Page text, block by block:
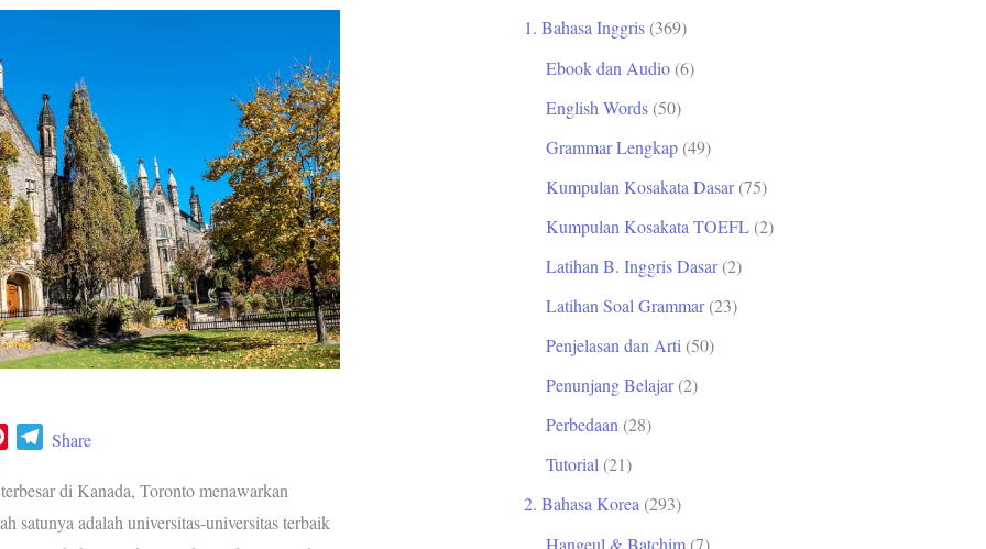
n
t
T
l
e
Share
di Kanada, Toronto menawarkan
satunya adalah universitas-universitas terbaik
u1. Bahasa Inggris (369)
Ebook dan Audio (6)
English Words (50)
Grammar Lengkap (49)
Kumpulan Kosakata Dasar(75)
Kumpulan Kosakata TOEFL (2)
Latihan B. Inggris Dasar(2)
Latihan Soal Grammar(23)
Penjelasan dan Arti (50)
Penunjang Belajar(2)
Perbedaan (28)
Tutorial (21)
2. Bahasa Korea (293)
Hangeul & Batchim (7)